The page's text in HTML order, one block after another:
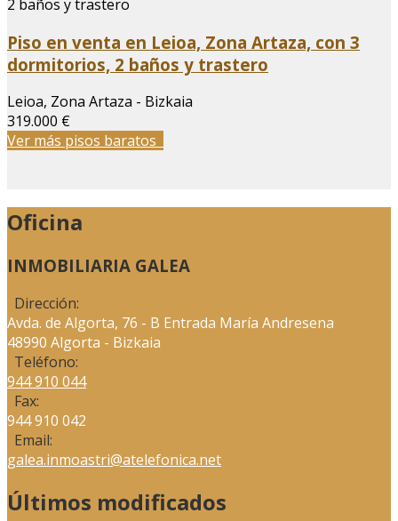
Piso en venta en Leioa, Zona Artaza, con 3
dormitorios, 2 baños y trastero
Leioa, Zona Artaza - Bizkaia
319.000 €
Ver más pisos baratos
Oficina
INMOBILIARIA GALEA
Dirección:
Avda. de Algorta, 76 - B Entrada María Andresena
48990 Algorta - Bizkaia
Teléfono:
944 910 044
Fax:
944 910 042
Email:
galea.inmoastri@atelefonica.net
Últimos modificados